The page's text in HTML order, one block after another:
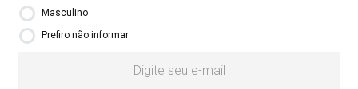
Masculino
Prefiro não informar